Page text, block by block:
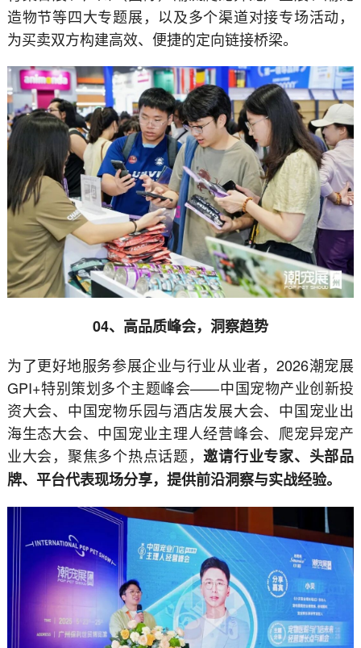
造物节等四大专题展，以及多个渠道对接专场活动，
为买卖双方构建高效、便捷的定向链接桥梁。
04、高品质峰会，洞察趋势
为了更好地服务参展企业与行业从业者，2026潮宠展
GPI+特别策划多个主题峰会——中国宠物产业创新投
资大会、中国宠物乐园与酒店发展大会、中国宠业出
海生态大会、中国宠业主理人经营峰会、爬宠异宠产
业大会，聚焦多个热点话题，邀请行业专家、头部品
牌、平台代表现场分享，提供前沿洞察与实战经验。